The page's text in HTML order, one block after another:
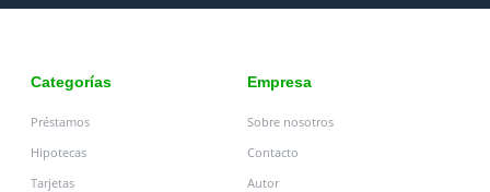
Categorías
Préstamos
Hipotecas
Tarjetas
Empresa
Sobre nosotros
Contacto
Autor